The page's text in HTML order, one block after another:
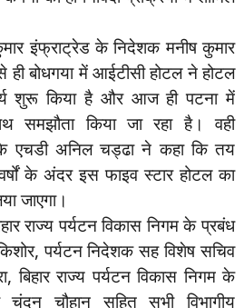
इंफ्राट्रेड के निदेशक मनीष कुमार
बोधगया में आईटीसी होटल ने होटल
शुरू किया है और आज ही पटना में
समझौता किया जा रहा है। वही
एचडी अनिल चड्ढा ने कहा कि तय
के अंदर इस फाइव स्टार होटल का
जाएगा।
राज्य पर्यटन विकास निगम के प्रबंध
पर्यटन निदेशक सह विशेष सचिव
बिहार राज्य पर्यटन विकास निगम के
चंदन चौहान सहित सभी विभागीय